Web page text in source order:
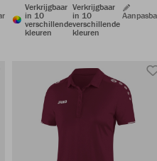
Verkrijgbaar
in 10
verschillende
kleuren
Verkrijgbaar
in 10
verschillende
kleuren